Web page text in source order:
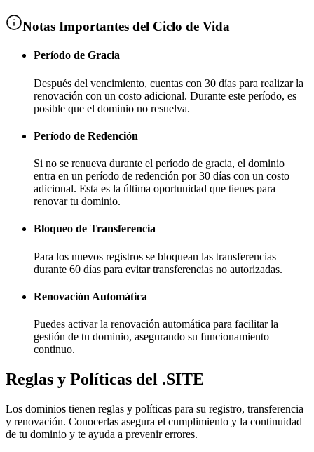
Notas Importantes del Ciclo de Vida
Período de Gracia
Después del vencimiento, cuentas con 30 días para realizar la
renovación con un costo adicional. Durante este período, es
posible que el dominio no resuelva.
Período de Redención
Si no se renueva durante el período de gracia, el dominio
entra en un período de redención por 30 días con un costo
adicional. Esta es la última oportunidad que tienes para
renovar tu dominio.
Bloqueo de Transferencia
Para los nuevos registros se bloquean las transferencias
durante 60 días para evitar transferencias no autorizadas.
Renovación Automática
Puedes activar la renovación automática para facilitar la
gestión de tu dominio, asegurando su funcionamiento
continuo.
Reglas y Políticas del .SITE
Los dominios tienen reglas y políticas para su registro, transferencia
y renovación. Conocerlas asegura el cumplimiento y la continuidad
de tu dominio y te ayuda a prevenir errores.